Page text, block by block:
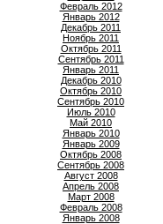
Февраль 2012
Январь 2012
Декабрь 2011
Ноябрь 2011
Октябрь 2011
Сентябрь 2011
Январь 2011
Декабрь 2010
Октябрь 2010
Сентябрь 2010
Июль 2010
Май 2010
Январь 2010
Январь 2009
Октябрь 2008
Сентябрь 2008
Август 2008
Апрель 2008
Март 2008
Февраль 2008
Январь 2008